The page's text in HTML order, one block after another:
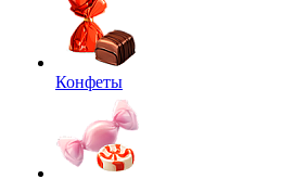
Конфеты